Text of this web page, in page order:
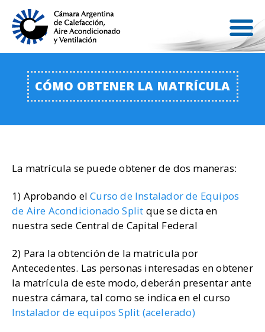
CÓMO OBTENER LA MATRÍCULA
La matrícula se puede obtener de dos maneras:
1) Aprobando elCurso de Instalador de Equipos
de Aire Acondicionado Split que se dicta en
nuestra sede Central de Capital Federal
2) Para la obtención de la matricula por
Antecedentes. Las personas interesadas en obtener
la matrícula de este modo, deberán presentar ante
nuestra cámara, tal como se indica en el curso
Instalador de equipos Split (acelerado)